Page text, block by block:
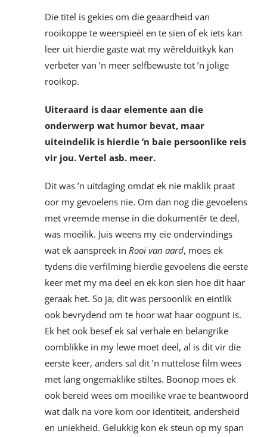
Die titel is gekies om die geaardheid van
rooikoppe te weerspieël en te sien of ek iets kan
leer uit hierdie gaste wat my wêrelduitkyk kan
verbeter van ’n meer selfbewuste tot ’n jolige
rooikop.
Uiteraard is daar elemente aan die
onderwerp wat humor bevat, maar
uiteindelik is hierdie ’n baie persoonlike reis
vir jou. Vertel asb. meer.
Dit was ’n uitdaging omdat ek nie maklik praat
oor my gevoelens nie. Om dan nog die gevoelens
met vreemde mense in die dokumentêr te deel,
was moeilik. Juis weens my eie ondervindings
wat ek aanspreek in Rooi van aard, moes ek
tydens die verfilming hierdie gevoelens die eerste
keer met my ma deel en ek kon sien hoe dit haar
geraak het. So ja, dit was persoonlik en eintlik
ook bevrydend om te hoor wat haar oogpunt is.
Ek het ook besef ek sal verhale en belangrike
oomblikke in my lewe moet deel, al is dit vir die
eerste keer, anders sal dit ’n nuttelose film wees
met lang ongemaklike stiltes. Boonop moes ek
ook bereid wees om moeilike vrae te beantwoord
wat dalk na vore kom oor identiteit, andersheid
en uniekheid. Gelukkig kon ek steun op my span